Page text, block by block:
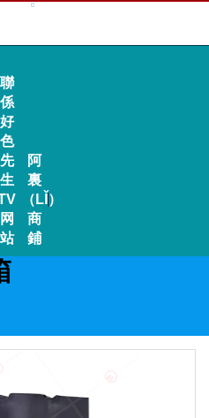
聯
係
好
色
先
生
网
站
阿
裏
（LǏ）
商
鋪